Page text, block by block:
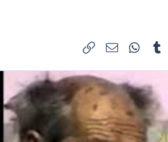
Pinterest
Tumblr
WhatsAppالبريد الإلكتروني